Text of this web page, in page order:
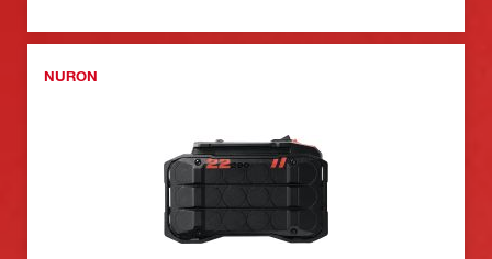
NURON